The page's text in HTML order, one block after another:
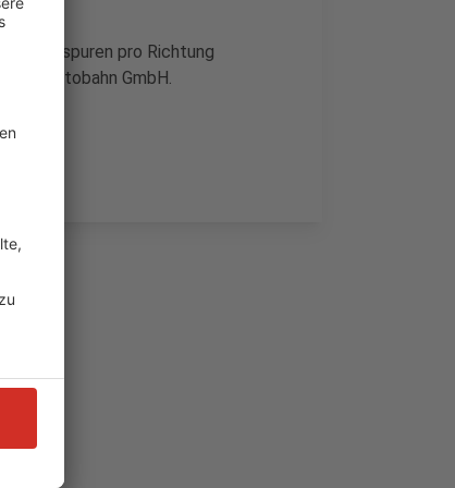
Fahrspuren pro Richtung
der Autobahn GmbH.